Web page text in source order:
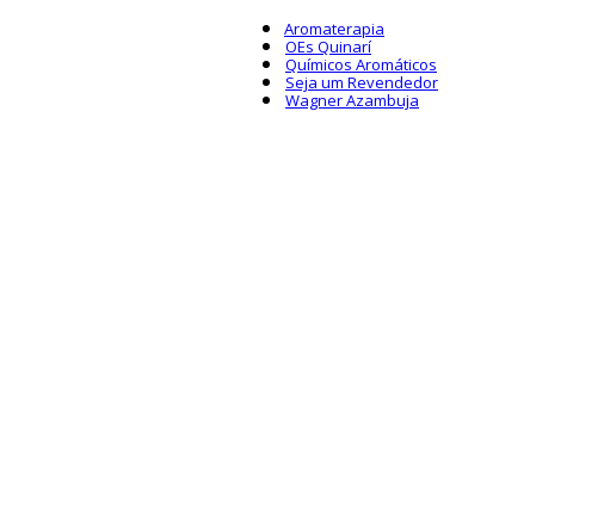
Aromaterapia
OEs Quinarí
Químicos Aromáticos
Seja um Revendedor
Wagner Azambuja